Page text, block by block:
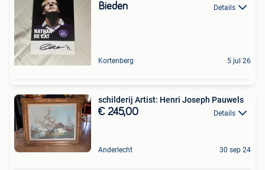
Bieden Details
Kortenberg 5 jul 26
schilderij Artist: Henri Joseph Pauwels
€ 245,00 Details
Anderlecht 30 sep 24